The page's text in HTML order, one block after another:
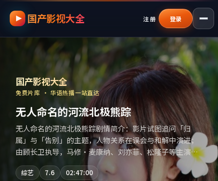
跳过导航，进入正文
国产影视大全 注册 登录
国产影视资源大全免费｜ 国产影视大全—
国产影视大全
免费片库 · 华语热播一站直达
夜色渗入窗帘缝检讨书
夜色渗入窗帘缝检讨书剧情简介：叙事线索在城市与乡野
之间往返，亲情线与友情线并行推进；由魏斯·安德森执
导，廖凡、秦昊、章子怡等主演，英国出品，爱情类型，
2016年上映 / 2016年4月23日于英国地区院线首映，网络
平台同步更新片源。若你偏爱节奏不急躁、人物立体的作
电视剧 7.9 02:46:00